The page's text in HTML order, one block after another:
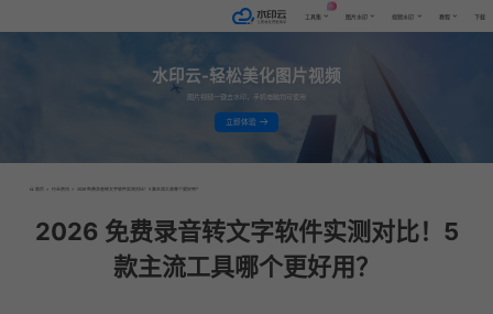
工具集 图片水印 视频水印 教程 下载
水印云-轻松美化图片视频
图片视频一键去水印，手机电脑均可使用
立即体验
首页 > 行业资讯 > 2026 免费录音转文字软件实测对比！5 款主流工具哪个更好用？
2026 免费录音转文字软件实测对比！5
款主流工具哪个更好用？